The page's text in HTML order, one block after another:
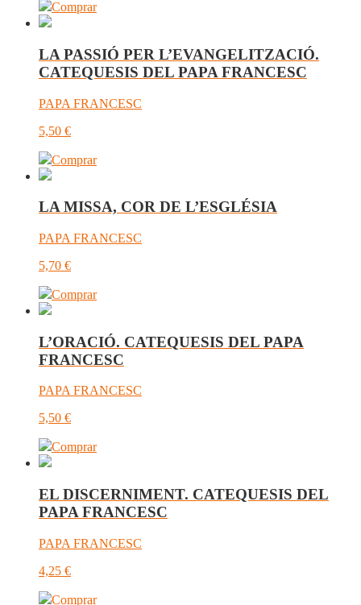
Comprar
LA PASSIÓ PER L’EVANGELITZACIÓ.
CATEQUESIS DEL PAPA FRANCESC
PAPA FRANCESC
5,50 €
Comprar
LA MISSA, COR DE L’ESGLÉSIA
PAPA FRANCESC
5,70 €
Comprar
L’ORACIÓ. CATEQUESIS DEL PAPA
FRANCESC
PAPA FRANCESC
5,50 €
Comprar
EL DISCERNIMENT. CATEQUESIS DEL
PAPA FRANCESC
PAPA FRANCESC
4,25 €
Comprar